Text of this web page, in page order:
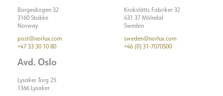
Borgeskogen 32
3160 Stokke
Norway
post@norlux.com
+47 33 30 10 80
Avd. Oslo
Lysaker Torg 25
1366 Lysaker
Krokslätts Fabriker 32
431 37 Mölndal
Sweden
sweden@norlux.com
+46 (0) 31-7070500